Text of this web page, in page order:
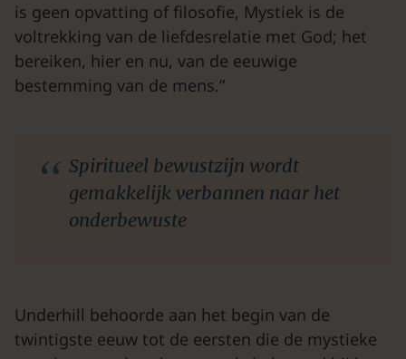
is geen opvatting of filosofie, Mystiek is de
voltrekking van de liefdesrelatie met God; het
bereiken, hier en nu, van de eeuwige
bestemming van de mens.”
Spiritueel bewustzijn wordt
gemakkelijk verbannen naar het
onderbewuste
Underhill behoorde aan het begin van de
twintigste eeuw tot de eersten die de mystieke